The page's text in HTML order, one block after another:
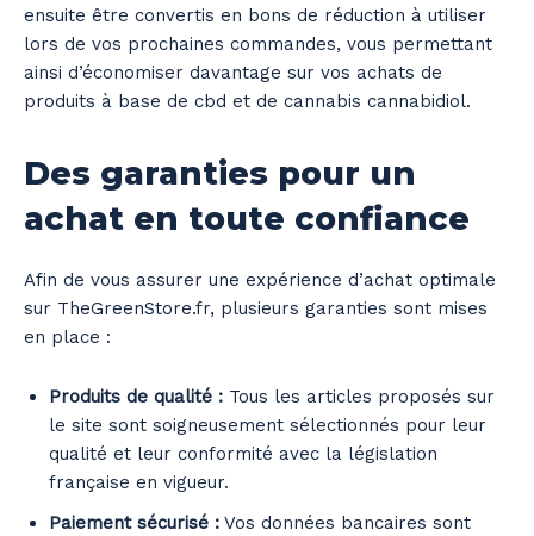
ensuite être convertis en bons de réduction à utiliser
lors de vos prochaines commandes, vous permettant
ainsi d’économiser davantage sur vos achats de
produits à base de cbd et de cannabis cannabidiol.
Des garanties pour un
achat en toute confiance
Afin de vous assurer une expérience d’achat optimale
sur TheGreenStore.fr, plusieurs garanties sont mises
en place :
Produits de qualité : Tous les articles proposés sur
le site sont soigneusement sélectionnés pour leur
qualité et leur conformité avec la législation
française en vigueur.
Paiement sécurisé : Vos données bancaires sont